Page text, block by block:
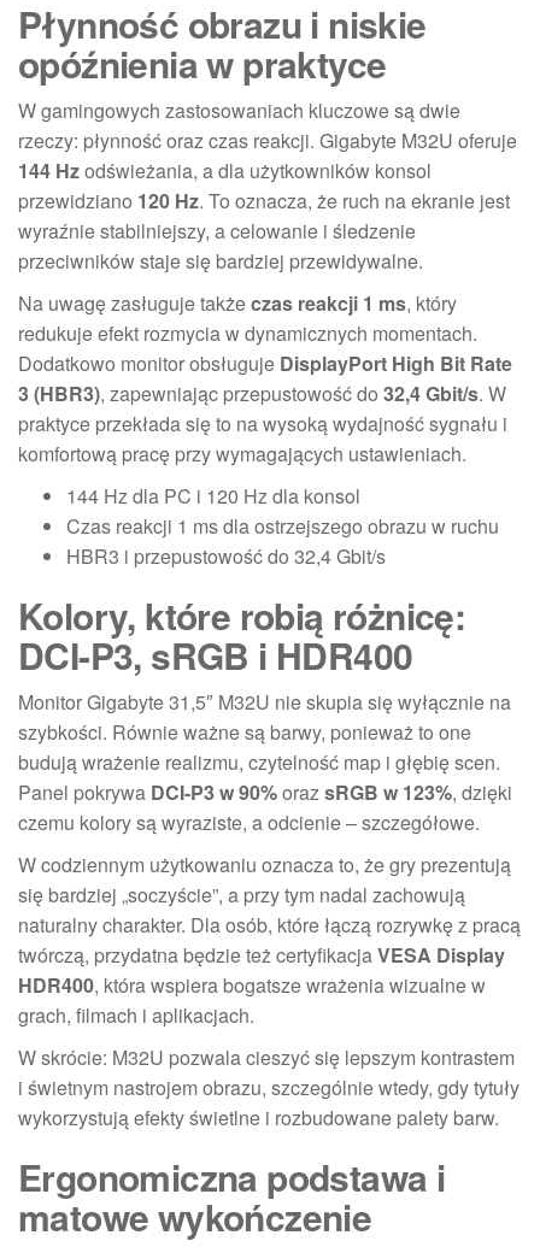
Płynność obrazu i niskie
opóźnienia w praktyce
W gamingowych zastosowaniach kluczowe są dwie
rzeczy: płynność oraz czas reakcji. Gigabyte M32U oferuje
144 Hzodświeżania, a dla użytkowników konsol
przewidziano 120 Hz. To oznacza, że ruch na ekranie jest
wyraźnie stabilniejszy, a celowanie i śledzenie
przeciwników staje się bardziej przewidywalne.
Na uwagę zasługuje takżeczas reakcji 1 ms, który
redukuje efekt rozmycia w dynamicznych momentach.
Dodatkowo monitor obsługuje DisplayPort High Bit Rate
3 (HBR3), zapewniając przepustowość do 32,4 Gbit/s. W
praktyce przekłada się to na wysoką wydajność sygnału i
komfortową pracę przy wymagających ustawieniach.
144 Hz dla PC i 120 Hz dla konsol
Czas reakcji 1 ms dla ostrzejszego obrazu w ruchu
HBR3 i przepustowość do 32,4 Gbit/s
Kolory, które robią różnicę:
DCI-P3, sRGB i HDR400
Monitor Gigabyte 31,5″ M32U nie skupia się wyłącznie na
szybkości. Równie ważne są barwy, ponieważ to one
budują wrażenie realizmu, czytelność map i głębię scen.
Panel pokrywa DCI-P3 w 90%orazsRGB w 123%, dzięki
czemu kolory są wyraziste, a odcienie – szczegółowe.
W codziennym użytkowaniu oznacza to, że gry prezentują
się bardziej „soczyście”, a przy tym nadal zachowują
naturalny charakter. Dla osób, które łączą rozrywkę z pracą
twórczą, przydatna będzie też certyfikacjaVESA Display
HDR400, która wspiera bogatsze wrażenia wizualne w
grach, filmach i aplikacjach.
W skrócie: M32U pozwala cieszyć się lepszym kontrastem
i świetnym nastrojem obrazu, szczególnie wtedy, gdy tytuły
wykorzystują efekty świetlne i rozbudowane palety barw.
Ergonomiczna podstawa i
matowe wykończenie